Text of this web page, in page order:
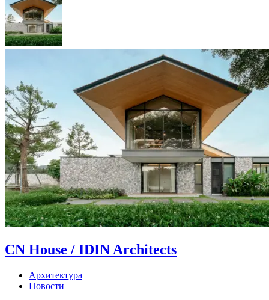
CN House / IDIN Architects
Архитектура
Новости